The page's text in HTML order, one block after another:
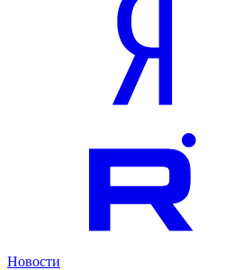
Новости